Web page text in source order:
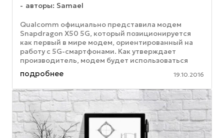
авторы: Samael
Qualcomm официально представила модем
Snapdragon X50 5G, который позиционируется
как первый в мире модем, ориентированный на
работу с 5G-смартфонами. Как утверждает
производитель, модем будет использоваться
компаниями, выпускающими смартфоны с 5G. ...
подробнее 19.10.2016